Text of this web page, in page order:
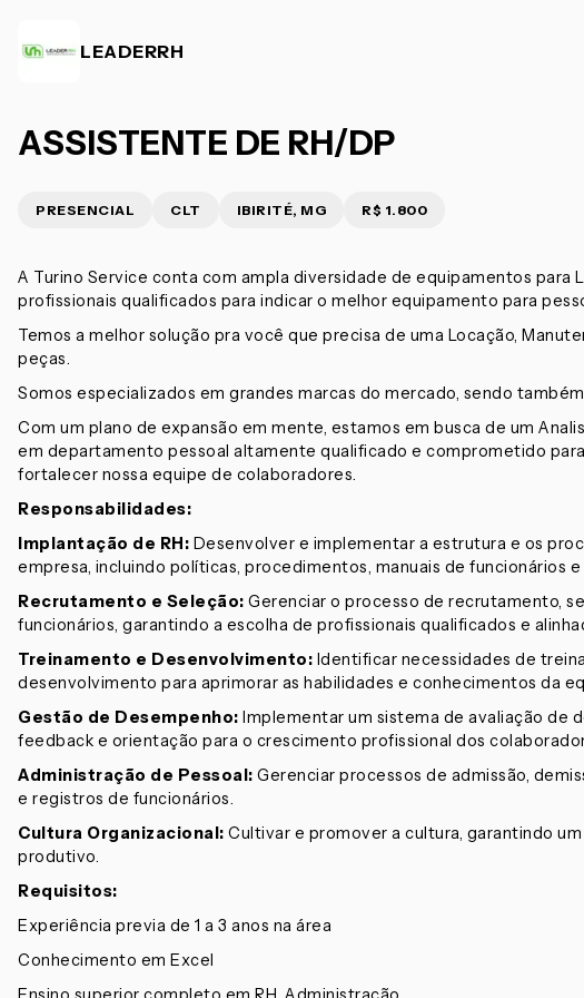
LEADERRH
ASSISTENTE DE RH/DP
PRESENCIAL CLT IBIRITÉ, MG R$ 1.800
A Turino Service conta com ampla diversidade de equipamentos para
profissionais qualificados para indicar o melhor equipamento para
Temos a melhor solução pra você que precisa de uma Locação,
peças.
Somos especializados em grandes marcas do mercado, sendo
Com um plano de expansão em mente, estamos em busca de um
em departamento pessoal altamente qualificado e comprometido
fortalecer nossa equipe de colaboradores.
Responsabilidades:
Implantação de RH: Desenvolver e implementar a estrutura e os
empresa, incluindo políticas, procedimentos, manuais de funcionários e
Recrutamento e Seleção: Gerenciar o processo de recrutamento,
funcionários, garantindo a escolha de profissionais qualificados e
Treinamento e Desenvolvimento: Identificar necessidades de
desenvolvimento para aprimorar as habilidades e conhecimentos da
Gestão de Desempenho: Implementar um sistema de avaliação de
feedback e orientação para o crescimento profissional dos
Administração de Pessoal: Gerenciar processos de admissão,
e registros de funcionários.
Cultura Organizacional: Cultivar e promover a cultura, garantindo
produtivo.
Requisitos:
Experiência previa de 1 a 3 anos na área
Conhecimento em Excel